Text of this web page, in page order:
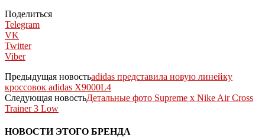
Поделиться
Telegram
VK
Twitter
Viber
Предыдущая новостьadidas представила новую линейку
кроссовок adidas X9000L4
Следующая новостьДетальные фото Supreme x Nike Air Cross
Trainer 3 Low
НОВОСТИ ЭТОГО БРЕНДА